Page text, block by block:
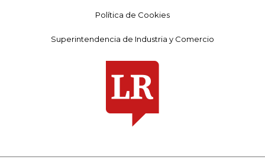
Política de Cookies
Superintendencia de Industria y Comercio